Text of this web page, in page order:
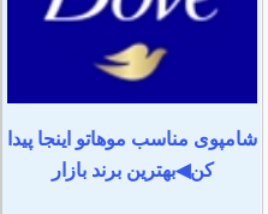
شامپوی مناسب موهاتو اینجا پیدا
کن◀بهترین برند بازار